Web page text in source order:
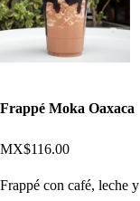
Frappé Moka Oaxaca
MX$116.00
Frappé con café, leche